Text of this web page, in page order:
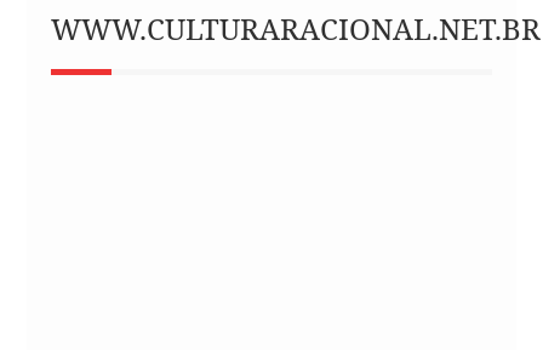
WWW.CULTURARACIONAL.NET.BR